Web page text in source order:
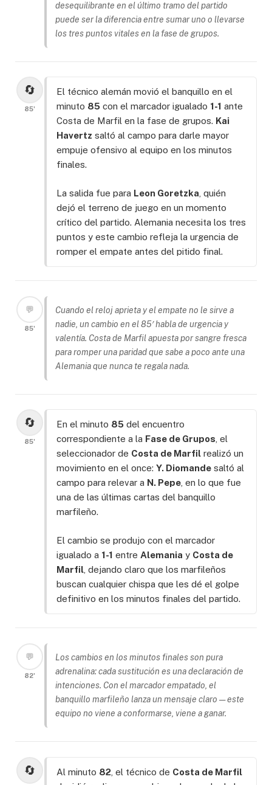
desequilibrante en el último tramo del partido
puede ser la diferencia entre sumar uno o llevarse
los tres puntos vitales en la fase de grupos.
🔄
85'
El técnico alemán movió el banquillo en el
minuto 85 con el marcador igualado 1-1 ante
Costa de Marfil en la fase de grupos. Kai
Havertz saltó al campo para darle mayor
empuje ofensivo al equipo en los minutos
finales.
La salida fue para Leon Goretzka , quién
dejó el terreno de juego en un momento
crítico del partido. Alemania necesita los tres
puntos y este cambio refleja la urgencia de
romper el empate antes del pitido final.
💬
85'
Cuando el reloj aprieta y el empate no le sirve a
nadie, un cambio en el 85′ habla de urgencia y
valentía. Costa de Marfil apuesta por sangre fresca
para romper una paridad que sabe a poco ante una
Alemania que nunca te regala nada.
🔄
85'
En el minuto 85 del encuentro
correspondiente a la Fase de Grupos , el
seleccionador de Costa de Marfil realizó un
movimiento en el once: Y. Diomande saltó al
campo para relevar a N. Pepe , en lo que fue
una de las últimas cartas del banquillo
marfileño.
El cambio se produjo con el marcador
igualado a 1-1 entre Alemania y Costa de
Marfil, dejando claro que los marfileños
buscan cualquier chispa que les dé el golpe
definitivo en los minutos finales del partido.
💬
82'
Los cambios en los minutos finales son pura
adrenalina: cada sustitución es una declaración de
intenciones. Con el marcador empatado, el
banquillo marfileño lanza un mensaje claro — este
equipo no viene a conformarse, viene a ganar.
🔄 Al minuto 82 , el técnico de Costa de Marfil